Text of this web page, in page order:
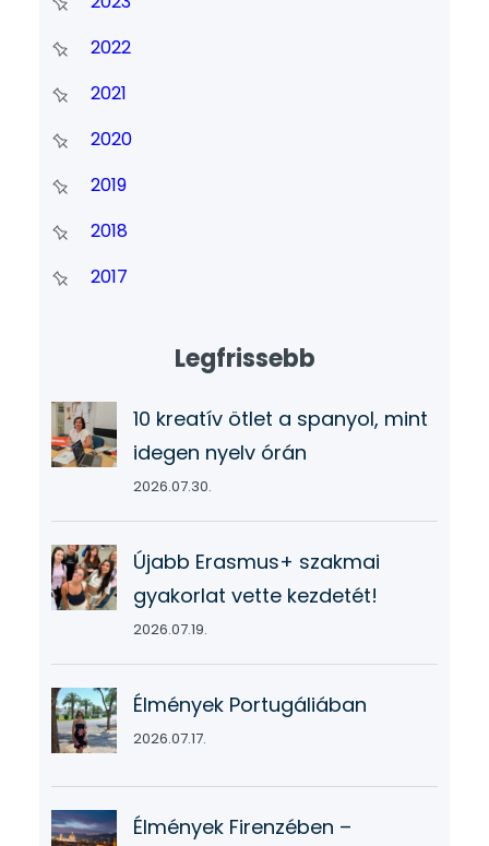
2022
2021
2020
2019
2018
2017
Legfrissebb
10 kreatív ötlet a spanyol, mint
idegen nyelv órán
2026.07.30.
Újabb Erasmus+ szakmai
gyakorlat vette kezdetét!
2026.07.19.
Élmények Portugáliában
2026.07.17.
Élmények Firenzében –